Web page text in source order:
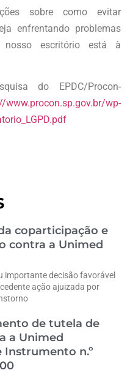
sobre como evitar
enfrentando problemas
escritório está à
do EPDC/Procon-
www.procon.sp.gov.br/wp-
coparticipação e
contra a Unimed
importante decisão favorável
ação ajuizada por
de tutela de
a Unimed
Instrumento n.º